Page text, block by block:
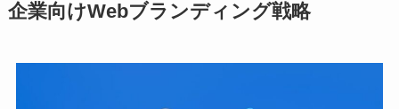
企業向けWebブランディング戦略